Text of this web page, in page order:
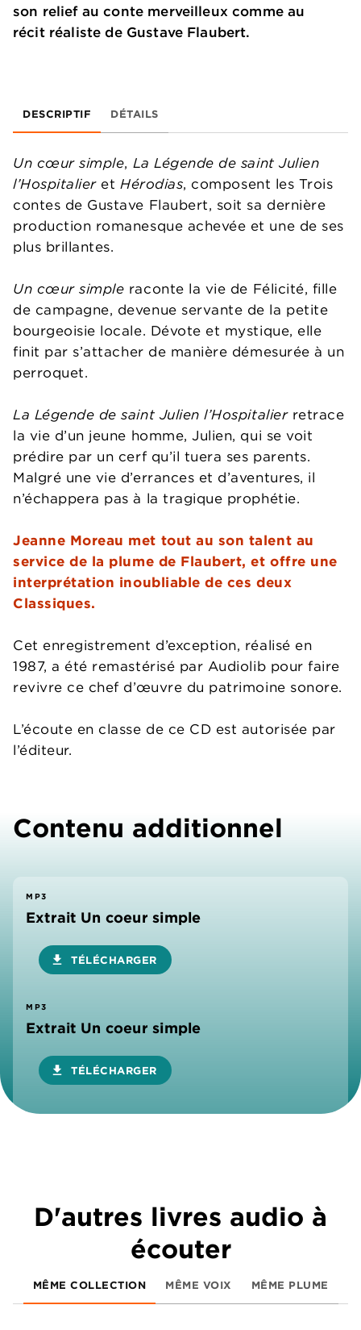
son relief au conte merveilleux comme au
récit réaliste de Gustave Flaubert.
DESCRIPTIF DÉTAILS
Un cœur simple, La Légende de saint Julien
l’HospitalieretHérodias, composent les Trois
contes de Gustave Flaubert, soit sa dernière
production romanesque achevée et une de ses
plus brillantes.
Un cœur simple raconte la vie de Félicité, fille
de campagne, devenue servante de la petite
bourgeoisie locale. Dévote et mystique, elle
finit par s’attacher de manière démesurée à un
perroquet.
La Légende de saint Julien l’Hospitalierretrace
la vie d’un jeune homme, Julien, qui se voit
prédire par un cerf qu’il tuera ses parents.
Malgré une vie d’errances et d’aventures, il
n’échappera pas à la tragique prophétie.
Jeanne Moreau met tout au son talent au
service de la plume de Flaubert, et offre une
interprétation inoubliable de ces deux
Classiques.
Cet enregistrement d’exception, réalisé en
1987, a été remastérisé par Audiolib pour faire
revivre ce chef d’œuvre du patrimoine sonore.
L’écoute en classe de ce CD est autorisée par
l’éditeur.
Contenu additionnel
MP3
Extrait Un coeur simple
download TÉLÉCHARGER
MP3
Extrait Un coeur simple
download TÉLÉCHARGER
D'autres livres audio à
écouter
MÊME COLLECTION MÊME VOIX MÊME PLUME